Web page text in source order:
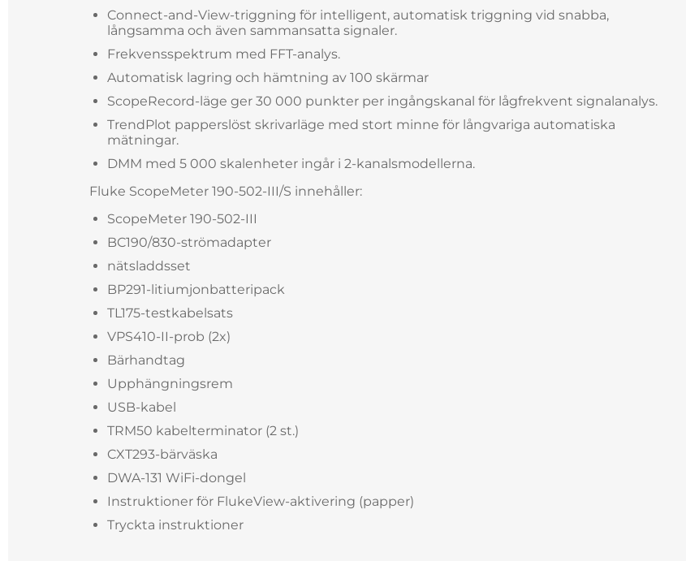
Connect-and-View-triggning för intelligent, automatisk triggning vid snabba,
långsamma och även sammansatta signaler.
Frekvensspektrum med FFT-analys.
Automatisk lagring och hämtning av 100 skärmar
ScopeRecord-läge ger 30 000 punkter per ingångskanal för lågfrekvent signalanalys.
TrendPlot papperslöst skrivarläge med stort minne för långvariga automatiska
mätningar.
DMM med 5 000 skalenheter ingår i 2-kanalsmodellerna.
Fluke ScopeMeter 190-502-III/S innehåller:
ScopeMeter 190-502-III
BC190/830-strömadapter
nätsladdsset
BP291-litiumjonbatteripack
TL175-testkabelsats
VPS410-II-prob (2x)
Bärhandtag
Upphängningsrem
USB-kabel
TRM50 kabelterminator (2 st.)
CXT293-bärväska
DWA-131 WiFi-dongel
Instruktioner för FlukeView-aktivering (papper)
Tryckta instruktioner